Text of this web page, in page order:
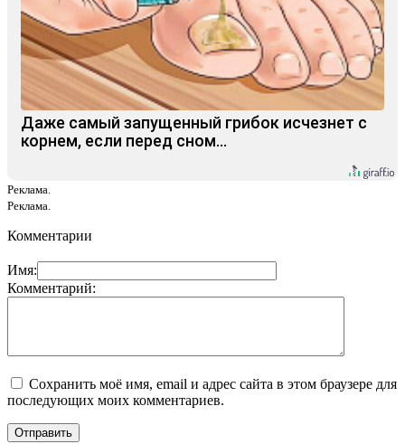
Даже самый запущенный грибок исчезнет с
корнем, если перед сном…
Реклама.
Реклама.
Комментарии
Имя:
Комментарий:
Сохранить моё имя, email и адрес сайта в этом браузере для
последующих моих комментариев.